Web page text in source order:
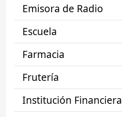
Emisora de Radio
Escuela
Farmacia
Frutería
Institución Financiera